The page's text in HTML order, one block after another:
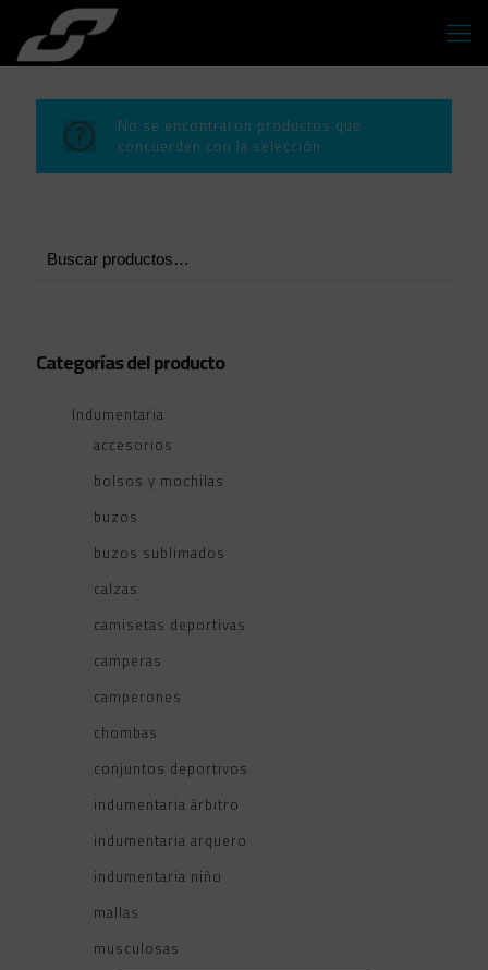
No se encontraron productos que
concuerden con la selección.
Categorías del producto
Indumentaria
accesorios
bolsos y mochilas
buzos
buzos sublimados
calzas
camisetas deportivas
camperas
camperones
chombas
conjuntos deportivos
indumentaria árbitro
indumentaria arquero
indumentaria niño
mallas
musculosas